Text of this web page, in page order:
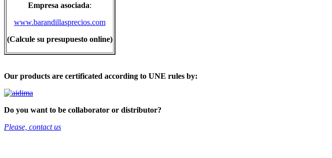
Empresa asociada:
www.barandillasprecios.com
(Calcule su presupuesto online)
Our products are certificated according to UNE rules by:
Do you want to be collaborator or distributor?
Please, contact us